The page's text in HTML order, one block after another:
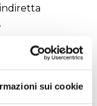
sui cookie
rapporto qualità